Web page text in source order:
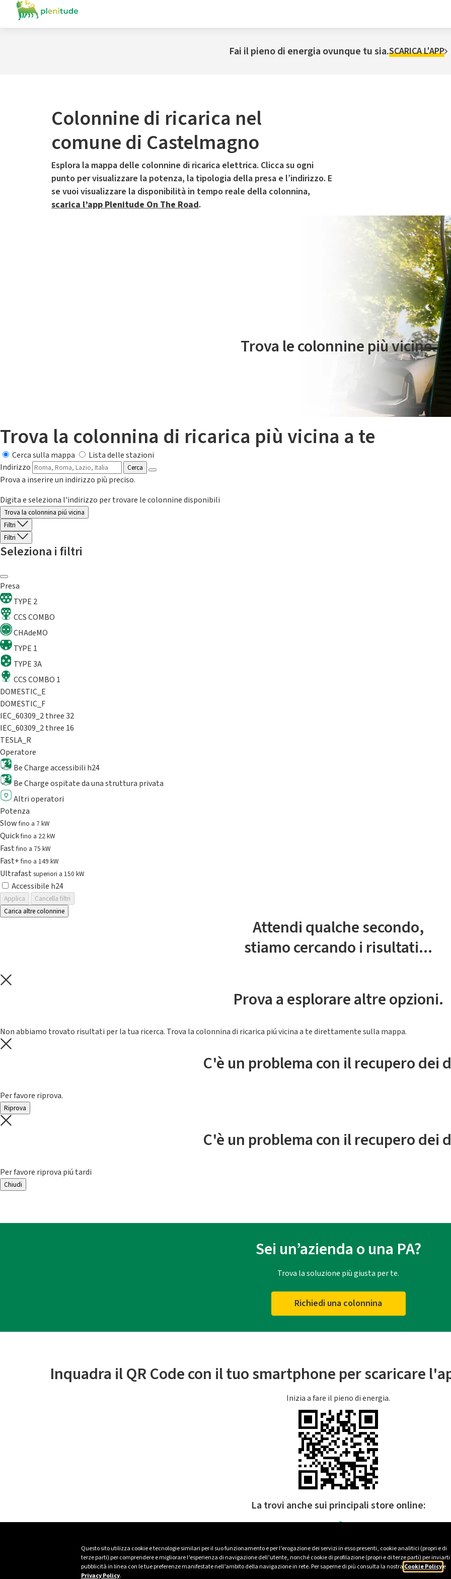
Questo sito utilizza cookie e tecnologie similari per il suo funzionamento e per l’erogazione dei servizi in esso presenti, cookie analitici (propri e di
terze parti) per comprendere e migliorare l’esperienza di navigazione dell’utente, nonché cookie di profilazione (propri e di terze parti) per inviarti
pubblicità in linea con le tue preferenze manifestate nell’ambito della navigazione in rete. Per saperne di più consulta la nostra Cookie Policye
Privacy Policy.
Fai il pieno di energia ovunque tu sia.SCARICA L'APP
Colonnine di ricarica nel
comune di Castelmagno
Esplora la mappa delle colonnine di ricarica elettrica. Clicca su ogni
punto per visualizzare la potenza, la tipologia della presa e l’indirizzo. E
se vuoi visualizzare la disponibilità in tempo reale della colonnina,
scarica l’app Plenitude On The Road.
Il servizio di mobilità elettrica è gestito da Plenitude On The Road
Trova le colonnine più vicine.
Trova la colonnina di ricarica più vicina a te
Cerca sulla mappa
Lista delle stazioni
Indirizzo
Cerca
Prova a inserire un indirizzo più preciso.
Digita e seleziona l'indirizzo per trovare le colonnine disponibili
Trova la colonnina piú vicina
Filtri
Filtri
Seleziona i filtri
Presa
TYPE 2
CCS COMBO
CHAdeMO
TYPE 1
TYPE 3A
CCS COMBO 1
DOMESTIC_E
DOMESTIC_F
IEC_60309_2 three 32
IEC_60309_2 three 16
TESLA_R
Operatore
Be Charge accessibili h24
Be Charge ospitate da una struttura privata
Altri operatori
Potenza
Slowfino a 7 kW
Quickfino a 22 kW
Fastfino a 75 kW
Fast+fino a 149 kW
Ultrafast superiori a 150 kW
Accessibile h24
Applica
Cancella filtri
Carica altre colonnine
Attendi qualche secondo,
stiamo cercando i risultati...
Prova a esplorare altre opzioni.
Non abbiamo trovato risultati per la tua ricerca. Trova la colonnina di ricarica piú vicina a te direttamente sulla mappa.
C'è un problema con il recupero dei
Per favore riprova.
Riprova
C'è un problema con il recupero dei
Per favore riprova piú tardi
Chiudi
Sei un’azienda o una PA?
Trova la soluzione più giusta per te.
Richiedi una colonnina
Inquadra il QR Code con il tuo smartphone per scaricare
Inizia a fare il pieno di energia.
La trovi anche sui principali store online: